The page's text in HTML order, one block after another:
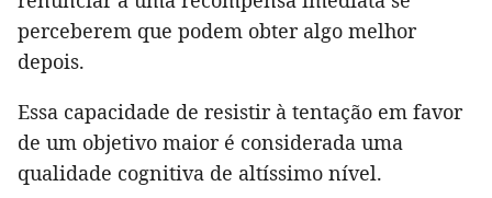
perceberem que podem obter algo melhor
depois.
Essa capacidade de resistir à tentação em favor
de um objetivo maior é considerada uma
qualidade cognitiva de altíssimo nível.